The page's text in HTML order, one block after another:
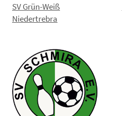
SV Grün-Weiß
Niedertrebra